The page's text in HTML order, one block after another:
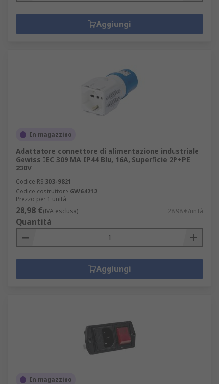
Aggiungi
In magazzino
Adattatore connettore di alimentazione industriale
Gewiss IEC 309 MA IP44 Blu, 16A, Superficie 2P+PE
230V
Codice RS 303-9821
Codice costruttore GW64212
Prezzo per 1 unità
28,98 €(IVA esclusa) 28,98 €/unità
Quantità
Aggiungi
In magazzino